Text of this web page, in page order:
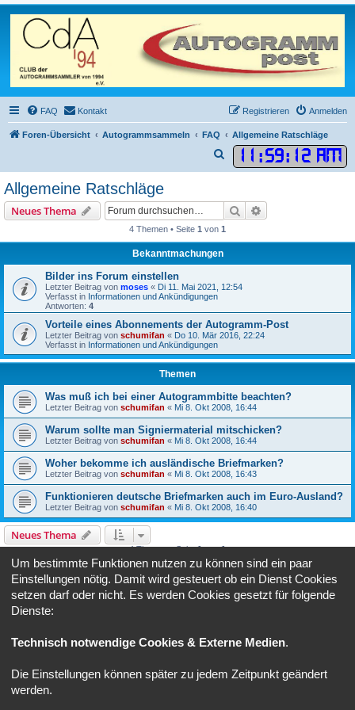
FAQ Kontakt Anmelden
Registrieren
Foren-Übersicht Autogrammsammeln FAQ Allgemeine Ratschläge
11 :59: 12 AM
u
h
Allgemeine Ratschläge
Neues Thema Suche
4 Themen • Seite 1 von 1
Bekanntmachungen
Bilder ins Forum einstellen
Letzter Beitrag von moses « Di 11. Mai 2021, 12:54
Verfasst in Informationen und Ankündigungen
Antworten: 4
Vorteile eines Abonnements der Autogramm-Post
Letzter Beitrag von schumifan « Do 10. Mär 2016, 22:24
Verfasst in Informationen und Ankündigungen
Themen
Was muß ich bei einer Autogrammbitte beachten?
Letzter Beitrag von schumifan « Mi 8. Okt 2008, 16:44
Warum sollte man Signiermaterial mitschicken?
Letzter Beitrag von schumifan « Mi 8. Okt 2008, 16:44
Woher bekomme ich ausländische Briefmarken?
Letzter Beitrag von schumifan « Mi 8. Okt 2008, 16:43
Funktionieren deutsche Briefmarken auch im Euro-Ausland?
Letzter Beitrag von schumifan « Mi 8. Okt 2008, 16:40
Neues Thema
4 Themen • Seite1von1
Gehe zu
BERECHTIGUNGEN IN DIESEM FORUM
Du darfst deine Beiträge in diesem Forumnicht ändern.
Foren-Übersicht Alle Zeiten sindUTC+02:00
Um bestimmte Funktionen nutzen zu können sind ein paar
Einstellungen nötig. Damit wird gesteuert ob ein Dienst Cookies
setzen darf oder nicht. Es werden Cookies gesetzt für folgende
Dienste:
Technisch notwendige Cookies & Externe Medien.
Die Einstellungen können später zu jedem Zeitpunkt geändert
werden.